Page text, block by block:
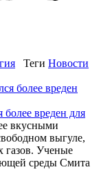
Теги Новости
вреден для
вкусными
выгуле,
газов. Ученые
среды Смита